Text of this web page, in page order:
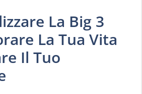
La Big 3
La Tua Vita
Il Tuo